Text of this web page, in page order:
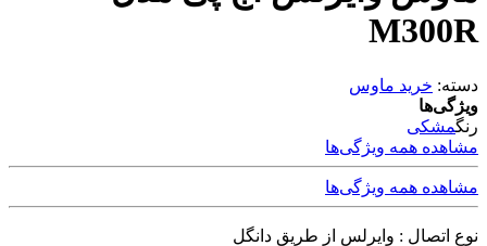
M300R
دسته: خرید ماوس
ویژگی‌ها
رنگمشکی
مشاهده همه ویژگی‌ها
مشاهده همه ویژگی‌ها
نوع اتصال : وایرلس از طریق دانگل